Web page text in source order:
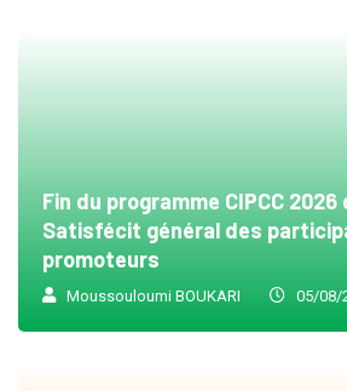
Fin du programme CIPCC 2026
Satisfécit général des
promoteurs
Moussouloumi BOUKARI 05/08/